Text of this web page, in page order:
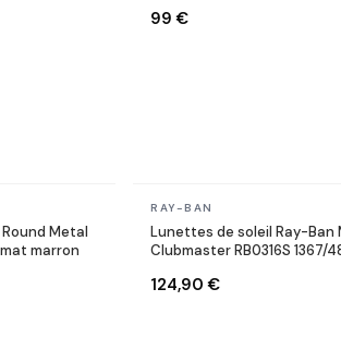
dorés or
99 €
Metal
mat marron
En stock
RAY-BAN
Lunettes de soleil Ray-Ban
Clubmaster RB0316S 1367/
124,90 €